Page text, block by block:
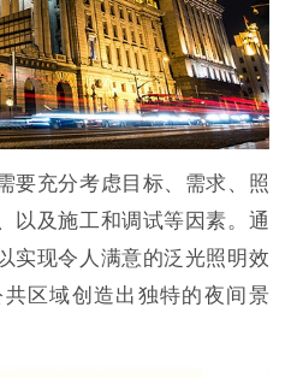
要充分考虑目标、需求、照
以及施工和调试等因素。通
实现令人满意的泛光照明效
区域创造出独特的夜间景